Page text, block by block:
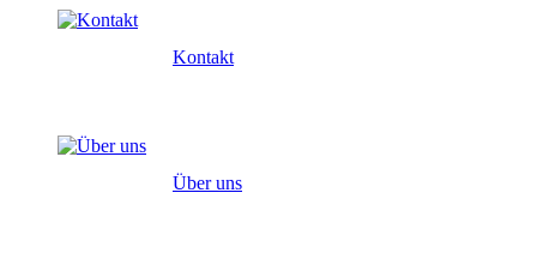
Kontakt
Über uns